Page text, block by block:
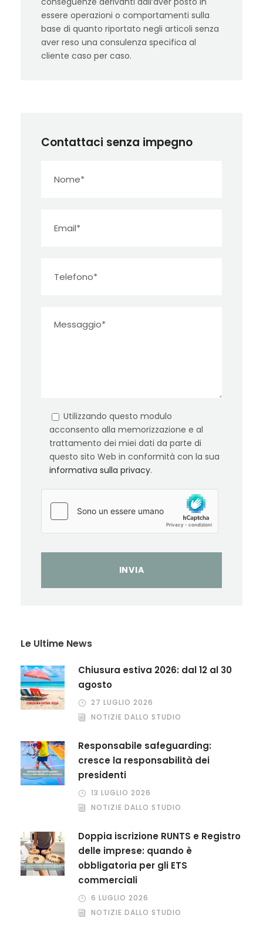
essere operazioni o comportamenti sulla
base di quanto riportato negli articoli senza
aver reso una consulenza specifica al
cliente caso per caso.
Contattaci senza impegno
Utilizzando questo modulo
acconsento alla memorizzazione e al
trattamento dei miei dati da parte di
questo sito Web in conformità con la sua
informativa sulla privacy.
Le Ultime News
Chiusura estiva 2026: dal 12 al 30
agosto
27 LUGLIO 2026
NOTIZIE DALLO STUDIO
Responsabile safeguarding:
cresce la responsabilità dei
presidenti
13 LUGLIO 2026
NOTIZIE DALLO STUDIO
Doppia iscrizione RUNTS e Registro
delle imprese: quando è
obbligatoria per gli ETS
commerciali
6 LUGLIO 2026
NOTIZIE DALLO STUDIO